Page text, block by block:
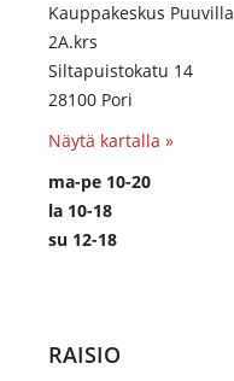
Kauppakeskus Puuvilla
2A.krs
Siltapuistokatu 14
28100 Pori
Näytä kartalla »
ma-pe 10-20
la 10-18
su 12-18
RAISIO